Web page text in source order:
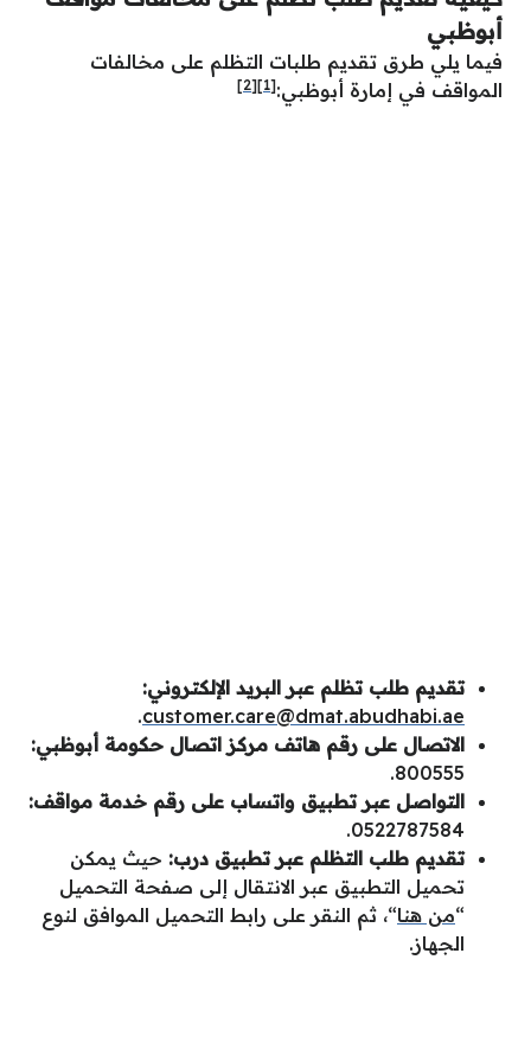
أبوظبي
فيما يلي طرق تقديم طلبات التظلم على مخالفات
المواقف في إمارة أبوظبي:[1]
[2]
تقديم طلب تظلم عبر البريد الإلكتروني:
customer.care@dmat.abudhabi.ae
.
الاتصال على رقم هاتف مركز اتصال حكومة أبوظبي:
800555.
التواصل عبر تطبيق واتساب على رقم خدمة مواقف:
0522787584.
تقديم طلب التظلم عبر تطبيق درب: حيث يمكن
تحميل التطبيق عبر الانتقال إلى صفحة التحميل
“من هنا“، ثم النقر على رابط التحميل الموافق لنوع
الجهاز.